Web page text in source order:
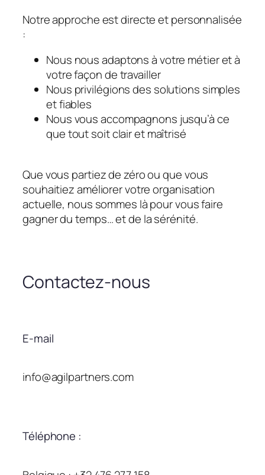
Notre approche est directe et personnalisée
:
Nous nous adaptons à votre métier et à
votre façon de travailler
Nous privilégions des solutions simples
et fiables
Nous vous accompagnons jusqu’à ce
que tout soit clair et maîtrisé
Que vous partiez de zéro ou que vous
souhaitiez améliorer votre organisation
actuelle, nous sommes là pour vous faire
gagner du temps… et de la sérénité.
Contactez-nous
E-mail
info@agilpartners.com
Téléphone :